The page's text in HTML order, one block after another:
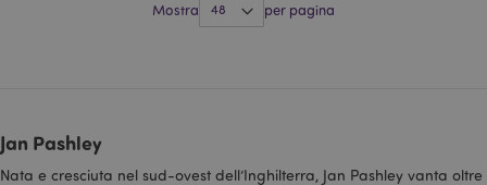
Mostra per pagina
Jan Pashley
Nata e cresciuta nel sud-ovest dell’Inghilterra, Jan Pashley vanta oltre